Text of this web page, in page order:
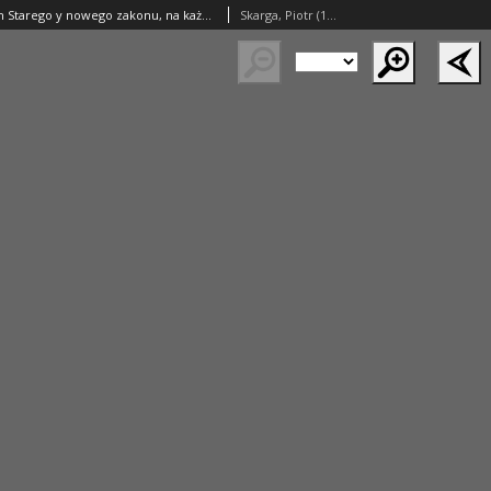
Zywoty Swiętych Starego y nowego zakonu, na każdy dźień przez cały rok: wybrane z [...] Pisarzow y Doktorow Kościelnych [...] Skarga, Piotr (1536–1612)